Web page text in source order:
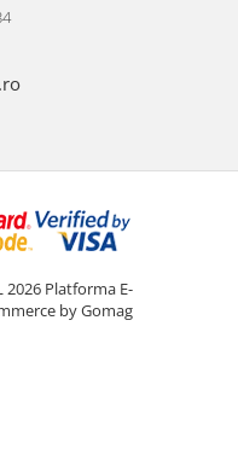
2026 Platforma E-
by Gomag